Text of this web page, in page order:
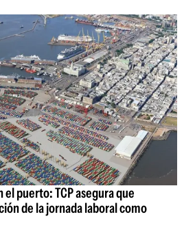
puerto: TCP asegura que
de la jornada laboral como